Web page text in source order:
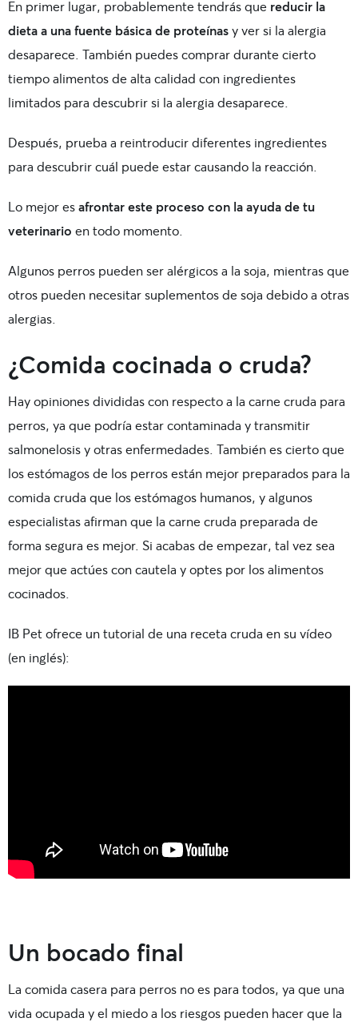
En primer lugar, probablemente tendrás que reducir la
dieta a una fuente básica de proteínasy ver si la alergia
desaparece. También puedes comprar durante cierto
tiempoalimentos de alta calidad con ingredientes
limitados para descubrir si la alergia desaparece.
Después, prueba a reintroducir diferentes ingredientes
para descubrir cuál puede estar causando la reacción.
Lo mejor esafrontar este proceso con la ayuda de tu
veterinario en todo momento.
Algunos perros pueden ser alérgicos a la soja, mientras que
otros pueden necesitar suplementos de soja debido a otras
alergias.
¿Comida cocinada o cruda?
Hay opiniones divididas con respecto a la carne cruda para
perros, ya que podría estar contaminada y transmitir
salmonelosis y otras enfermedades. También es cierto que
los estómagos de los perros están mejor preparados para la
comida cruda que los estómagos humanos, y algunos
especialistas afirman que la carne cruda preparada de
forma segura es mejor. Si acabas de empezar, tal vez sea
mejor que actúes con cautela y optes por los alimentos
cocinados.
IB Pet ofrece un tutorial de una receta cruda en su vídeo
(en inglés):
Un bocado final
La comida casera para perros no es para todos, ya que una
vida ocupada y el miedo a los riesgos pueden hacer que la